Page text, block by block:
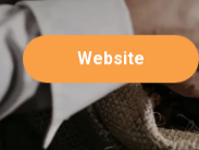
Website